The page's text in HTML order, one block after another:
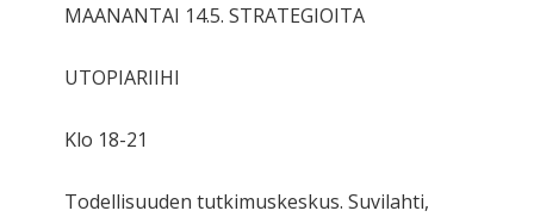
MAANANTAI 14.5. STRATEGIOITA
UTOPIARIIHI
Klo 18-21
Todellisuuden tutkimuskeskus. Suvilahti,